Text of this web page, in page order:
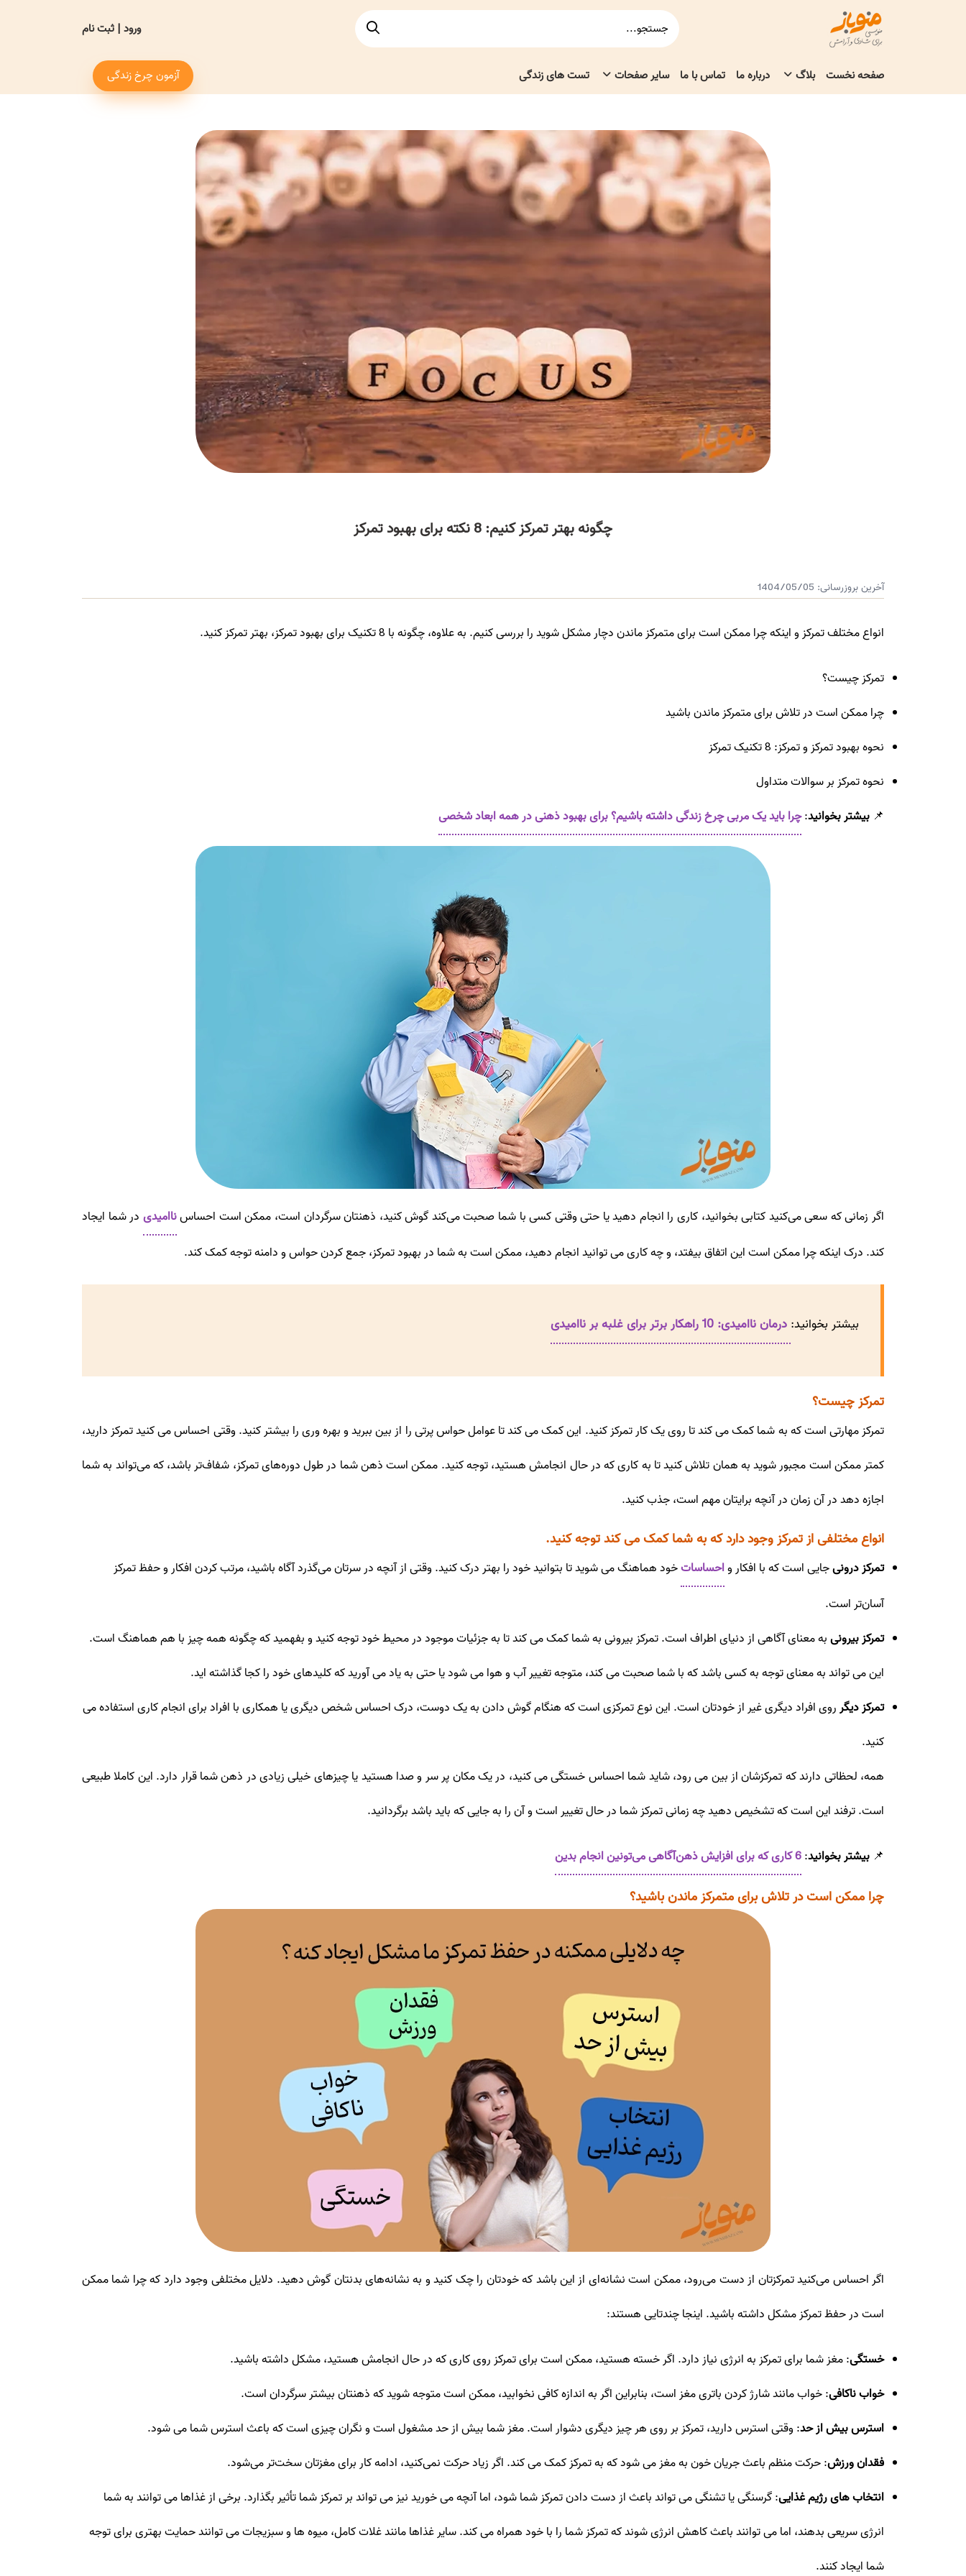
ورود | ثبت نام
صفحه نخست بلاگ درباره ما تماس با ما سایر صفحات تست های زندگی آزمون چرخ زندگی
چگونه بهتر تمرکز کنیم: 8 نکته برای بهبود تمرکز
آخرین بروزرسانی: 1404/05/05
انواع مختلف تمرکز و اینکه چرا ممکن است برای متمرکز ماندن دچار مشکل شوید را بررسی کنیم. به علاوه، چگونه با 8 تکنیک برای بهبود تمرکز، بهتر تمرکز کنید.
تمرکز چیست؟
چرا ممکن است در تلاش برای متمرکز ماندن باشید
نحوه بهبود تمرکز و تمرکز: 8 تکنیک تمرکز
نحوه تمرکز بر سوالات متداول
📌 بیشتر بخوانید:چرا باید یک مربی چرخ زندگی داشته باشیم؟ برای بهبود ذهنی در همه ابعاد شخصی
اگر زمانی که سعی می‌کنید کتابی بخوانید، کاری را انجام دهید یا حتی وقتی کسی با شما صحبت می‌کند گوش کنید، ذهنتان سرگردان است، ممکن است احساسناامیدی در شما ایجاد
کند. درک اینکه چرا ممکن است این اتفاق بیفتد، و چه کاری می توانید انجام دهید، ممکن است به شما در بهبود تمرکز، جمع کردن حواس و دامنه توجه کمک کند.
بیشتر بخوانید: درمان ناامیدی: 10 راهکار برتر برای غلبه بر ناامیدی
تمرکز چیست؟
تمرکز مهارتی است که به شما کمک می کند تا روی یک کار تمرکز کنید. این کمک می کند تا عوامل حواس پرتی را از بین ببرید و بهره وری را بیشتر کنید. وقتی احساس می کنید تمرکز دارید،
کمتر ممکن است مجبور شوید به همان تلاش کنید تا به کاری که در حال انجامش هستید، توجه کنید. ممکن است ذهن شما در طول دوره‌های تمرکز، شفاف‌تر باشد، که می‌تواند به شما
اجازه دهد در آن زمان در آنچه برایتان مهم است، جذب کنید.
انواع مختلفی از تمرکز وجود دارد که به شما کمک می کند توجه کنید.
تمرکز درونیجایی است که با افکار واحساساتخود هماهنگ می شوید تا بتوانید خود را بهتر درک کنید. وقتی از آنچه در سرتان می‌گذرد آگاه باشید، مرتب کردن افکار و حفظ تمرکز
آسان‌تر است.
تمرکز بیرونیبه معنای آگاهی از دنیای اطراف است. تمرکز بیرونی به شما کمک می کند تا به جزئیات موجود در محیط خود توجه کنید و بفهمید که چگونه همه چیز با هم هماهنگ است.
این می تواند به معنای توجه به کسی باشد که با شما صحبت می کند، متوجه تغییر آب و هوا می شود یا حتی به یاد می آورید که کلیدهای خود را کجا گذاشته اید.
تمرکز دیگرروی افراد دیگری غیر از خودتان است. این نوع تمرکزی است که هنگام گوش دادن به یک دوست، درک احساس شخص دیگری یا همکاری با افراد برای انجام کاری استفاده می
کنید.
همه، لحظاتی دارند که تمرکزشان از بین می رود، شاید شما احساس خستگی می کنید، در یک مکان پر سر و صدا هستید یا چیزهای خیلی زیادی در ذهن شما قرار دارد. این کاملا طبیعی
است. ترفند این است که تشخیص دهید چه زمانی تمرکز شما در حال تغییر است و آن را به جایی که باید باشد برگردانید.
📌 بیشتر بخوانید:6 کاری که برای افزایش ذهن‌آگاهی می‌تونین انجام بدین
چرا ممکن است در تلاش برای متمرکز ماندن باشید؟
اگر احساس می‌کنید تمرکزتان از دست می‌رود، ممکن است نشانه‌ای از این باشد که خودتان را چک کنید و به نشانه‌های بدنتان گوش دهید. دلایل مختلفی وجود دارد که چرا شما ممکن
است در حفظ تمرکز مشکل داشته باشید. اینجا چندتایی هستند:
خستگی: مغز شما برای تمرکز به انرژی نیاز دارد. اگر خسته هستید، ممکن است برای تمرکز روی کاری که در حال انجامش هستید، مشکل داشته باشید.
خواب ناکافی: خواب مانند شارژ کردن باتری مغز است، بنابراین اگر به اندازه کافی نخوابید، ممکن است متوجه شوید که ذهنتان بیشتر سرگردان است.
استرس بیش از حد: وقتی استرس دارید، تمرکز بر روی هر چیز دیگری دشوار است. مغز شما بیش از حد مشغول است و نگران چیزی است که باعث استرس شما می شود.
فقدان ورزش: حرکت منظم باعث جریان خون به مغز می شود که به تمرکز کمک می کند. اگر زیاد حرکت نمی‌کنید، ادامه کار برای مغزتان سخت‌تر می‌شود.
انتخاب های رژیم غذایی: گرسنگی یا تشنگی می تواند باعث از دست دادن تمرکز شما شود، اما آنچه می خورید نیز می تواند بر تمرکز شما تأثیر بگذارد. برخی از غذاها می توانند به شما
انرژی سریعی بدهند، اما می توانند باعث کاهش انرژی شوند که تمرکز شما را با خود همراه می کند. سایر غذاها مانند غلات کامل، میوه ها و سبزیجات می توانند حمایت بهتری برای توجه
شما ایجاد کنند.